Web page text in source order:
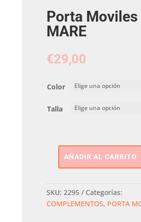
Porta Moviles
MARE
€29,00
Color
Talla
cantidad
AÑADIR AL CARRITO
SKU: 2295
Categorías:
COMPLEMENTOS, PORTA